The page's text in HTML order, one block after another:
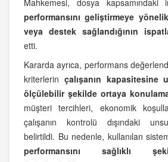
performansını geliştirmeye
veya destek sağlandığının
etti.
Kararda ayrıca, performans
kriterlerin çalışanın
ölçülebilir şekilde ortaya
müşteri tercihleri, ekonomik
çalışanın kontrolü dışındaki
belirtildi. Bu nedenle, kullanılan
performansını sağlıklı